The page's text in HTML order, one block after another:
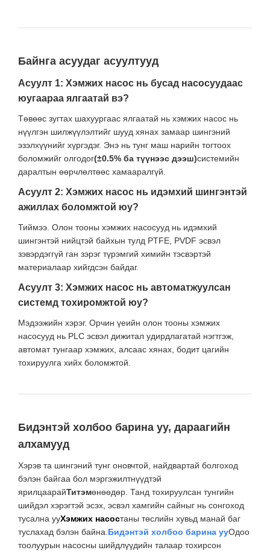
Байнга асуудаг асуултууд
Асуулт 1: Хэмжих насос нь бусад насосуудаас
юугаараа ялгаатай вэ?
Төвөөс зугтах шахуургаас ялгаатай нь хэмжих насос нь
нүүлгэн шилжүүлэлтийг шууд хянах замаар шингэний
эзэлхүүнийг хүргэдэг. Энэ нь тунг маш нарийн тогтоох
боломжийг олгодог(±0.5% ба түүнээс дээш)системийн
даралтын өөрчлөлтөөс хамааралгүй.
Асуулт 2: Хэмжих насос нь идэмхий шингэнтэй
ажиллах боломжтой юу?
Тиймээ. Олон тооны хэмжих насосууд нь идэмхий
шингэнтэй нийцтэй байхын тулд PTFE, PVDF эсвэл
зэвэрдэггүй ган зэрэг түрэмгий химийн тэсвэртэй
материалаар хийгдсэн байдаг.
Асуулт 3: Хэмжих насос нь автоматжуулсан
системд тохиромжтой юу?
Мэдээжийн хэрэг. Орчин үеийн олон тооны хэмжих
насосууд нь PLC эсвэл дижитал удирдлагатай нэгтгэж,
автомат тунгаар хэмжих, алсаас хянах, бодит цагийн
тохируулга хийх боломжтой.
Бидэнтэй холбоо барина уу, дараагийн
алхамууд
Хэрэв та шингэний тунг оновчтой, найдвартай болгоход
бэлэн байгаа бол мэргэжилтнүүдтэй
ярилцаарайТитэмөнөөдөр. Танд тохируулсан тунгийн
шийдэл хэрэгтэй эсэх, эсвэл хамгийн сайныг нь сонгоход
тусална ууХэмжих насостаны төслийн хувьд манай баг
туслахад бэлэн байна. Бидэнтэй холбоо барина ууОдоо
тоолуурын насосны шийдлүүдийн талаар тохирсон